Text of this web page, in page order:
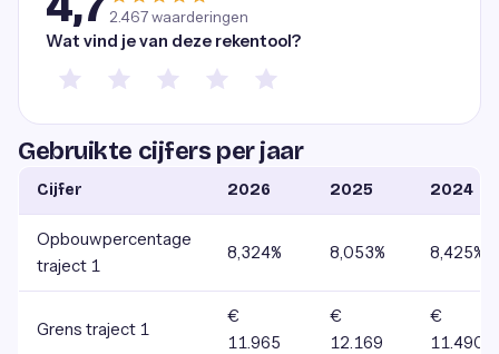
2.467waarderingen
Wat vind je van deze rekentool?
Gebruikte cijfers per jaar
Cijfer 2026 2025 2024
Opbouwpercentage
traject 1
8,324% 8,053% 8,425%
Grens traject 1
€
11.965
€
12.169
€
11.490